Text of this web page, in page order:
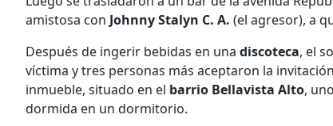
amistosa con Johnny Stalyn C. A. (el agresor), a
Después de ingerir bebidas en una discoteca, el
víctima y tres personas más aceptaron la
inmueble, situado en el barrio Bellavista Alto,
dormida en un dormitorio.